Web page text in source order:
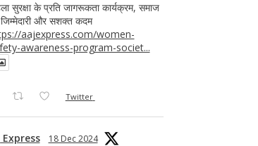
सुरक्षा के प्रति जागरूकता कार्यक्रम, समाज
और सशक्त कदम
aajexpress.com/women-
awareness-program-societ...
Twitter
18 Dec 2024